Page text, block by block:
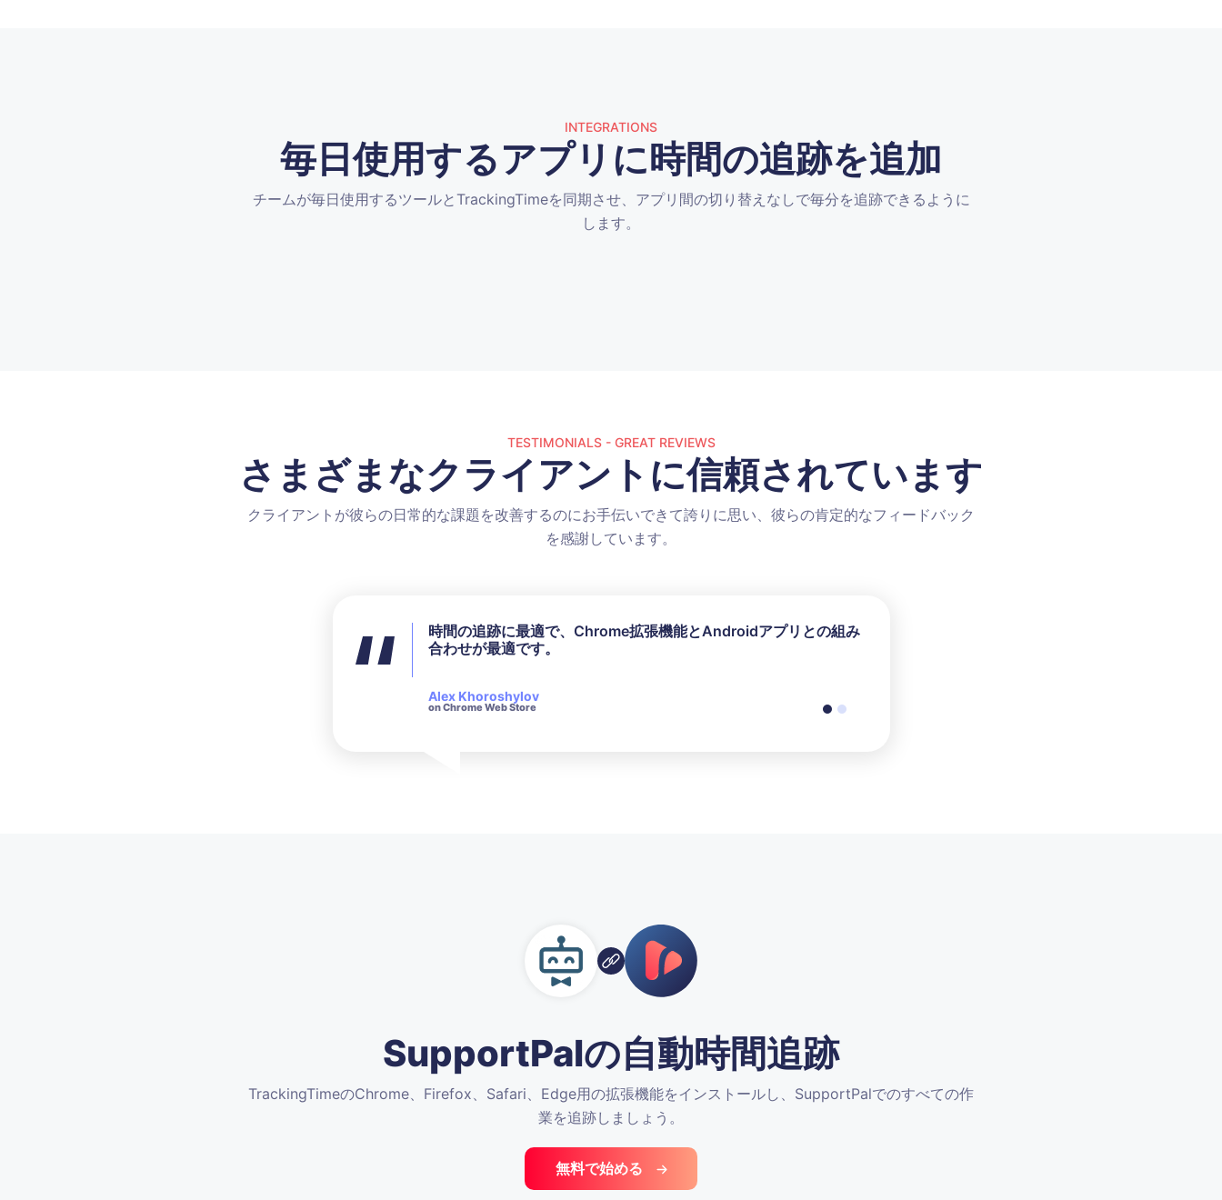
INTEGRATIONS
毎日使用するアプリに時間の追跡を追加
チームが毎日使用するツールとTrackingTimeを同期させ、アプリ間の切り替えなしで毎分を追跡できるように
します。
TESTIMONIALS - GREAT REVIEWS
さまざまなクライアントに信頼されています
クライアントが彼らの日常的な課題を改善するのにお手伝いできて誇りに思い、彼らの肯定的なフィードバック
を感謝しています。
時間の追跡に最適で、Chrome拡張機能とAndroidアプリとの組み
合わせが最適です。
Alex Khoroshylov
on Chrome Web Store
すべての利用可能な機能を使用しませんでしたが、私のニーズには
完璧に合っていました。彼らのカスタマーサービスは問い合わせに
Salvador Carranza
on Chrome Web Store
SupportPalの自動時間追跡
TrackingTimeのChrome、Firefox、Safari、Edge用の拡張機能をインストールし、SupportPalでのすべての作
業を追跡しましょう。
無料で始める